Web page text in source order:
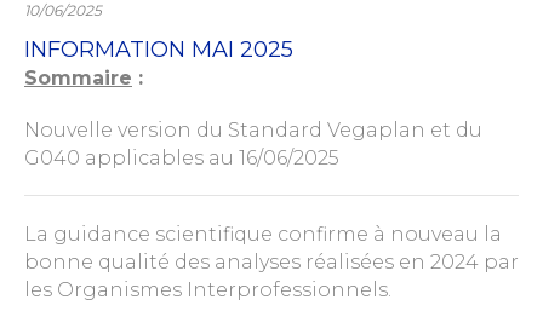
10/06/2025
INFORMATION MAI 2025
Sommaire :
Nouvelle version du Standard Vegaplan et du
G040 applicables au 16/06/2025
La guidance scientifique confirme à nouveau la
bonne qualité des analyses réalisées en 2024 par
les Organismes Interprofessionnels.